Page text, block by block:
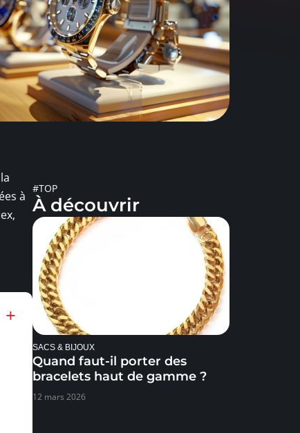
à
#TOP
À découvrir
SACS & BIJOUX
Quand faut-il porter des
bracelets haut de gamme ?
12 mars 2026